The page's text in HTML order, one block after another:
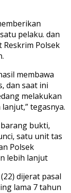
pelaku. dan
Reskrim Polsek
membawa
dan saat ini
melakukan
tegasnya.
bukti,
satu unit tas
Polsek
lebih lanjut
dijerat pasal
lama 7 tahun